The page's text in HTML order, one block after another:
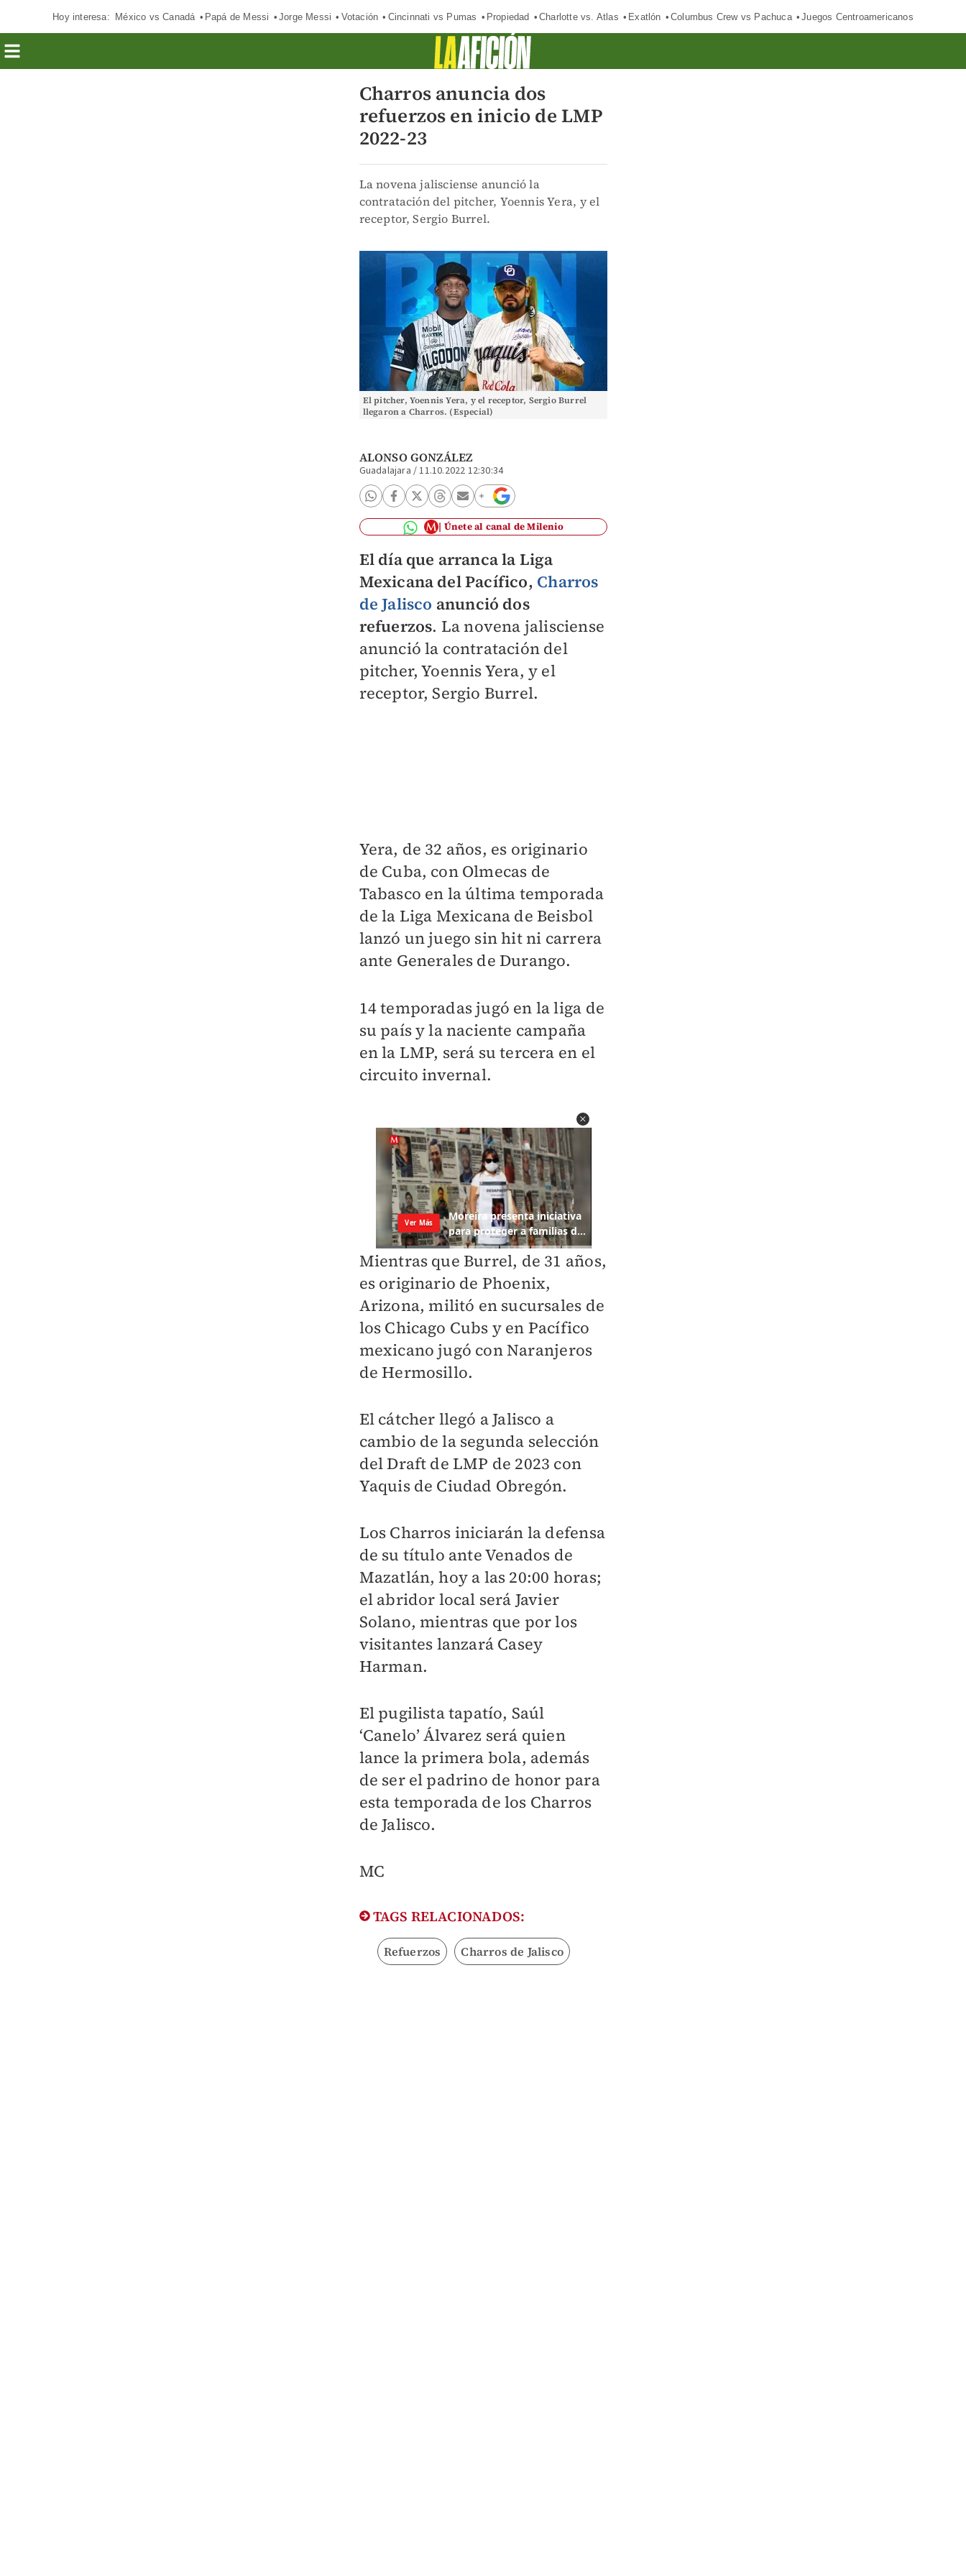
Hoy interesa: México vs Canadá Papá de Messi Jorge Messi Votación Cincinnati vs Pumas Propiedad Charlotte vs. Atlas Exatlón Columbus Crew vs Pachuca Juegos Centroamericanos
Charros anuncia dos
refuerzos en inicio de LMP
2022-23
La novena jalisciense anunció la
contratación del pitcher, Yoennis Yera, y el
receptor, Sergio Burrel.
El pitcher, Yoennis Yera, y el receptor, Sergio Burrel
llegaron a Charros. (Especial)
ALONSO GONZÁLEZ
Guadalajara /11.10.2022 12:30:34
Únete al canal de Milenio
El día que arranca la Liga
Mexicana del Pacífico, Charros
de Jalisco anunció dos
refuerzos. La novena jalisciense
anunció la contratación del
pitcher, Yoennis Yera, y el
receptor, Sergio Burrel.
Yera, de 32 años, es originario
de Cuba, con Olmecas de
Tabasco en la última temporada
de la Liga Mexicana de Beisbol
lanzó un juego sin hit ni carrera
ante Generales de Durango.
14 temporadas jugó en la liga de
su país y la naciente campaña
en la LMP, será su tercera en el
circuito invernal.
Mientras que Burrel, de 31 años,
es originario de Phoenix,
Arizona, militó en sucursales de
los Chicago Cubs y en Pacífico
mexicano jugó con Naranjeros
de Hermosillo.
El cátcher llegó a Jalisco a
cambio de la segunda selección
del Draft de LMP de 2023 con
Yaquis de Ciudad Obregón.
Los Charros iniciarán la defensa
de su título ante Venados de
Mazatlán, hoy a las 20:00 horas;
el abridor local será Javier
Solano, mientras que por los
visitantes lanzará Casey
Harman.
El pugilista tapatío, Saúl
‘Canelo’ Álvarez será quien
lance la primera bola, además
de ser el padrino de honor para
esta temporada de los Charros
de Jalisco.
MC​
TAGS RELACIONADOS:
Refuerzos Charros de Jalisco